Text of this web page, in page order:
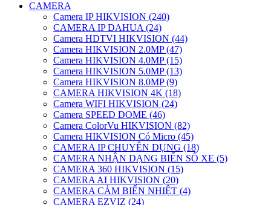
CAMERA
Camera IP HIKVISION (240)
CAMERA IP DAHUA (24)
Camera HDTVI HIKVISION (44)
Camera HIKVISION 2.0MP (47)
Camera HIKVISION 4.0MP (15)
Camera HIKVISION 5.0MP (13)
Camera HIKVISION 8.0MP (9)
CAMERA HIKVISION 4K (18)
Camera WIFI HIKVISION (24)
Camera SPEED DOME (46)
Camera ColorVu HIKVISION (82)
Camera HIKVISION Có Micro (45)
CAMERA IP CHUYÊN DỤNG (18)
CAMERA NHẬN DẠNG BIỂN SỐ XE (5)
CAMERA 360 HIKVISION (15)
CAMERA AI HIKVISION (20)
CAMERA CẢM BIẾN NHIỆT (4)
CAMERA EZVIZ (24)